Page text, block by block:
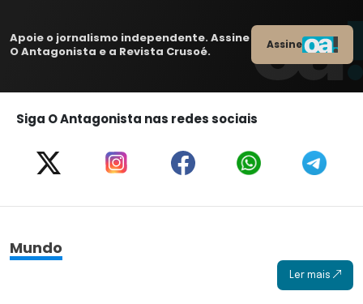
Apoie o jornalismo independente. Assine
O Antagonista e a Revista Crusoé.
Assine
Siga O Antagonista nas redes sociais
Mundo
Ler mais